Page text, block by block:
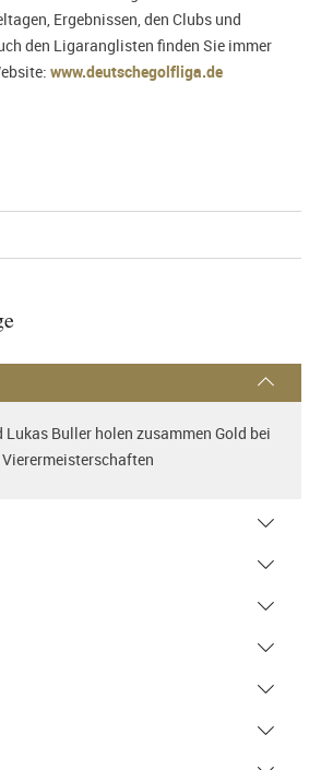
Ergebnissen, den Clubs und
den Ligaranglisten finden Sie immer
www.deutschegolfliga.de
Lukas Buller holen zusammen Gold bei